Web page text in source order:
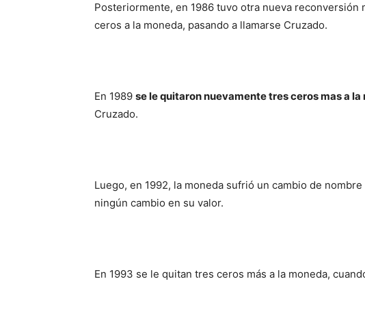
Posteriormente, en 1986 tuvo otra nueva reconversión
ceros a la moneda, pasando a llamarse Cruzado.
En 1989 se le quitaron nuevamente tres ceros mas a la
Cruzado.
Luego, en 1992, la moneda sufrió un cambio de
ningún cambio en su valor.
En 1993 se le quitan tres ceros más a la moneda,